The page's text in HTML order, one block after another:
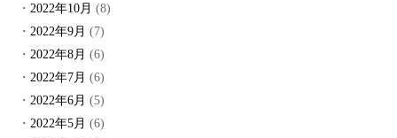
2022年10月 (8)
2022年9月 (7)
2022年8月 (6)
2022年7月 (6)
2022年6月 (5)
2022年5月 (6)